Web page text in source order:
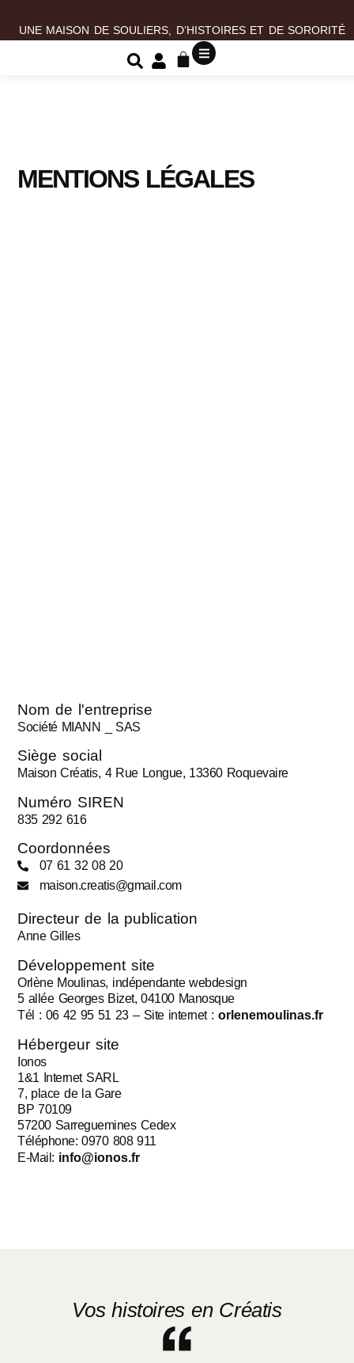
UNE MAISON DE SOULIERS, D’HISTOIRES ET DE SORORITÉ
MENTIONS LÉGALES
Nom de l'entreprise
Société MIANN _ SAS
Siège social
Maison Créatis, 4 Rue Longue, 13360 Roquevaire
Numéro SIREN
835 292 616
Coordonnées
07 61 32 08 20
maison.creatis@gmail.com
Directeur de la publication
Anne Gilles
Développement site
Orlène Moulinas, indépendante webdesign
5 allée Georges Bizet, 04100 Manosque
Tél : 06 42 95 51 23 – Site internet : orlenemoulinas.fr
Hébergeur site
Ionos
1&1 Internet SARL
7, place de la Gare
BP 70109
57200 Sarreguemines Cedex
Téléphone: 0970 808 911
E-Mail: info@ionos.fr
Vos histoires en Créatis